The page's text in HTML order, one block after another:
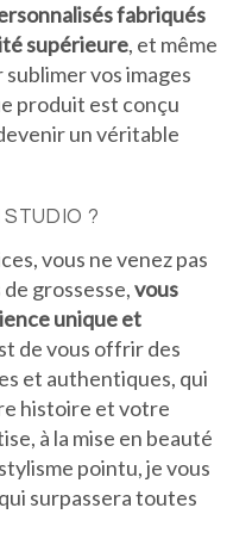
fabriqués
supérieure, et même
vos images
produit est conçu
un véritable
STUDIO ?
vous ne venez pas
grossesse,vous
unique et
de vous offrir des
et authentiques, qui
histoire et votre
à la mise en beauté
pointu, je vous
surpassera toutes